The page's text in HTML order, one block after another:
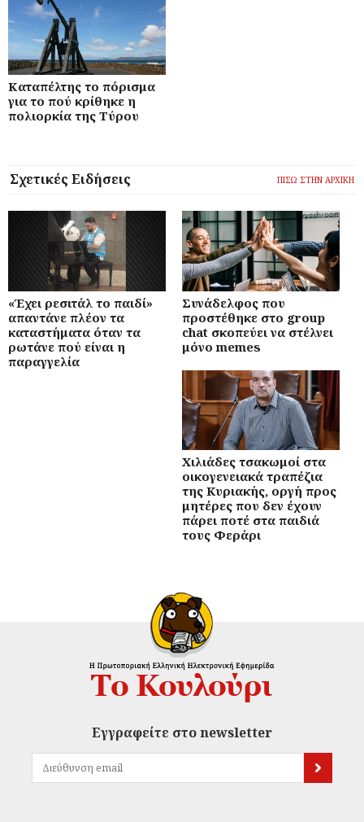
Καταπέλτης το πόρισμα
για το πού κρίθηκε η
πολιορκία της Τύρου
Σχετικές Ειδήσεις ΠΙΣΩ ΣΤΗΝ ΑΡΧΙΚΗ
«Έχει ρεσιτάλ το παιδί»
απαντάνε πλέον τα
καταστήματα όταν τα
ρωτάνε πού είναι η
παραγγελία
Συνάδελφος που
προστέθηκε στο group
chat σκοπεύει να στέλνει
μόνο memes
Χιλιάδες τσακωμοί στα
οικογενειακά τραπέζια
της Κυριακής, οργή προς
μητέρες που δεν έχουν
πάρει ποτέ στα παιδιά
τους Φεράρι
Εγγραφείτε στο newsletter